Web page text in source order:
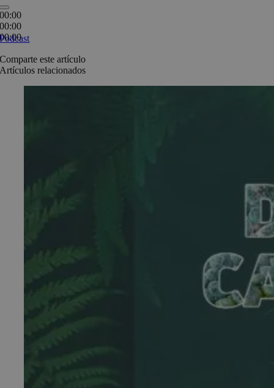
00:00
00:00
00:00
Podcast
Comparte este artículo
Artículos relacionados